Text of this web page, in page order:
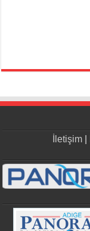
İletişim|